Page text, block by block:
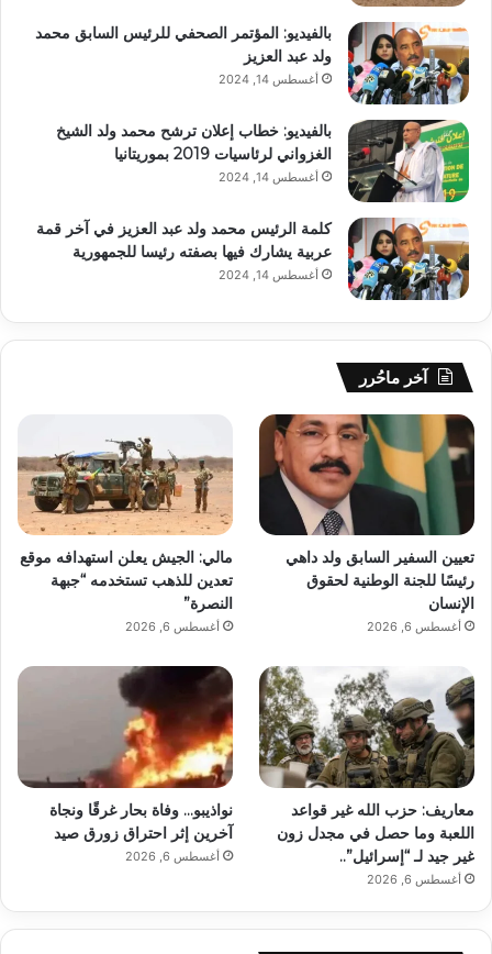
بالفيديو: المؤتمر الصحفي للرئيس السابق محمد
ولد عبد العزيز
أغسطس 14, 2024
بالفيديو: خطاب إعلان ترشح محمد ولد الشيخ
الغزواني لرئاسيات 2019 بموريتانيا
أغسطس 14, 2024
كلمة الرئيس محمد ولد عبد العزيز في آخر قمة
عربية يشارك فيها بصفته رئيسا للجمهورية
أغسطس 14, 2024
آخر ماحُرر
تعيين السفير السابق ولد داهي
رئيسًا للجنة الوطنية لحقوق
الإنسان
أغسطس 6, 2026
مالي: الجيش يعلن استهدافه موقع
تعدين للذهب تستخدمه “جبهة
النصرة”
أغسطس 6, 2026
معاريف: حزب الله غير قواعد
اللعبة وما حصل في مجدل زون
غير جيد لـ “إسرائيل”..
أغسطس 6, 2026
نواذيبو… وفاة بحار غرقًا ونجاة
آخرين إثر احتراق زورق صيد
أغسطس 6, 2026